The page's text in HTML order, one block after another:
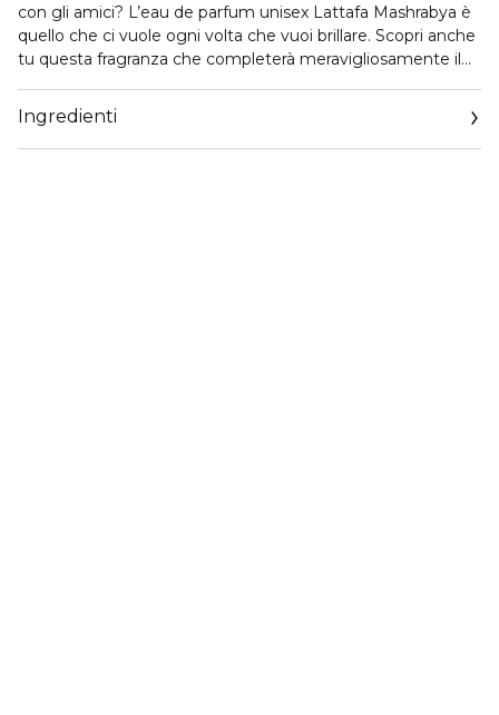
con gli amici? L’eau de parfum unisex Lattafa Mashrabya è
quello che ci vuole ogni volta che vuoi brillare. Scopri anche
tu questa fragranza che completerà meravigliosamente il
Note Olfattive:
Testa: pepe rosa
Cuore: cannella, tabacco, datteri
Ingredienti